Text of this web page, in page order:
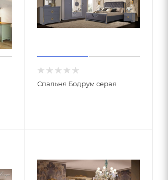
Спальня Бодрум серая